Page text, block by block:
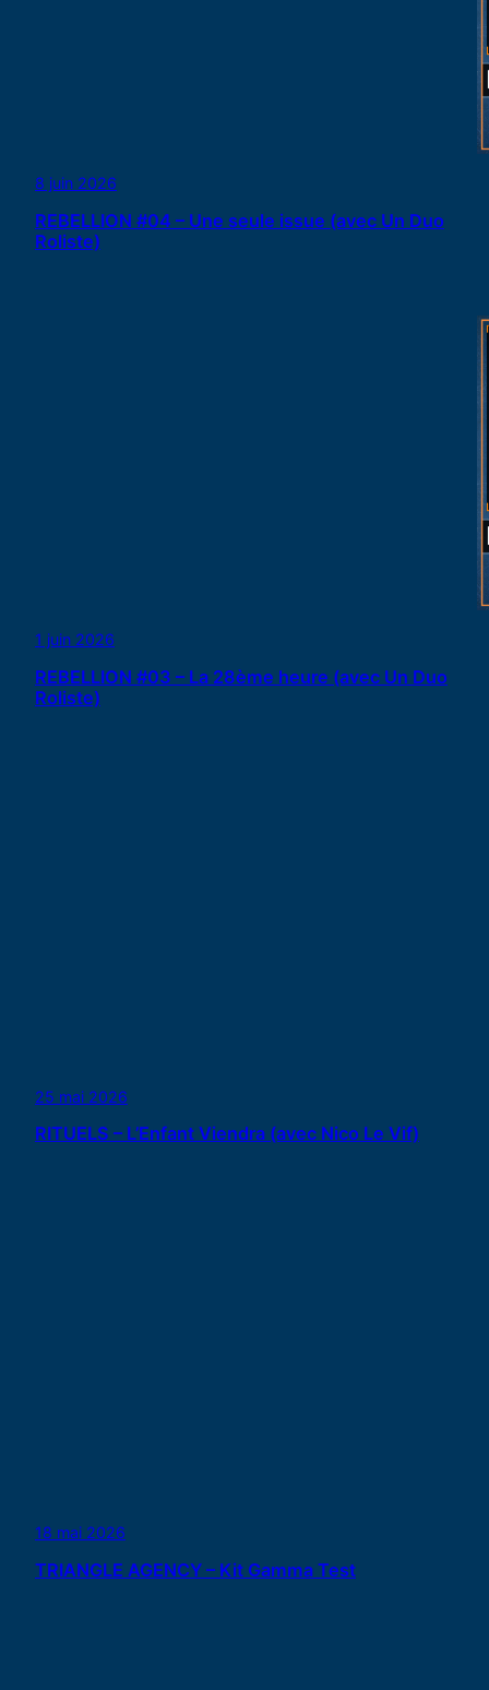
8 juin 2026
REBELLION #04 – Une seule issue (avec Un Duo
Roliste)
1 juin 2026
REBELLION #03 – La 28ème heure (avec Un Duo
Roliste)
25 mai 2026
RITUELS – L’Enfant Viendra (avec Nico Le Vif)
18 mai 2026
TRIANGLE AGENCY – Kit Gamma Test